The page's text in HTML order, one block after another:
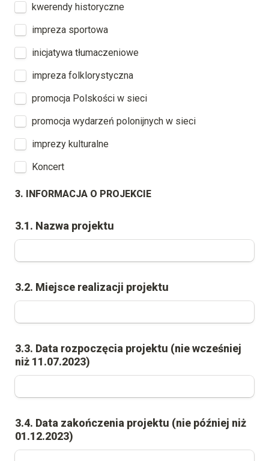
kwerendy historyczne
impreza sportowa
inicjatywa tłumaczeniowe
impreza folklorystyczna
promocja Polskości w sieci
promocja wydarzeń polonijnych w sieci
imprezy kulturalne
Koncert
3. INFORMACJA O PROJEKCIE
3.1. Nazwa projektu
3.2. Miejsce realizacji projektu
3.3. Data rozpoczęcia projektu (nie wcześniej
niż 11.07.2023)
3.4. Data zakończenia projektu (nie później niż
01.12.2023)